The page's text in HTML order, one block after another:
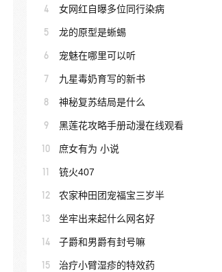
4 女网红自曝多位同行染病
5 龙的原型是蜥蜴
6 宠魅在哪里可以听
7 九星毒奶育写的新书
8 神秘复苏结局是什么
9 黑莲花攻略手册动漫在线观看
10 庶女有为 小说
11 铳火407
12 农家种田团宠福宝三岁半
13 坐牢出来起什么网名好
14 子爵和男爵有封号嘛
15 治疗小臂湿疹的特效药